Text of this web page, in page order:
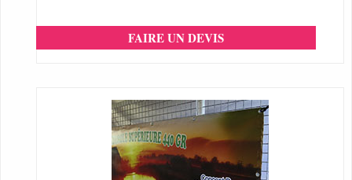
FAIRE UN DEVIS